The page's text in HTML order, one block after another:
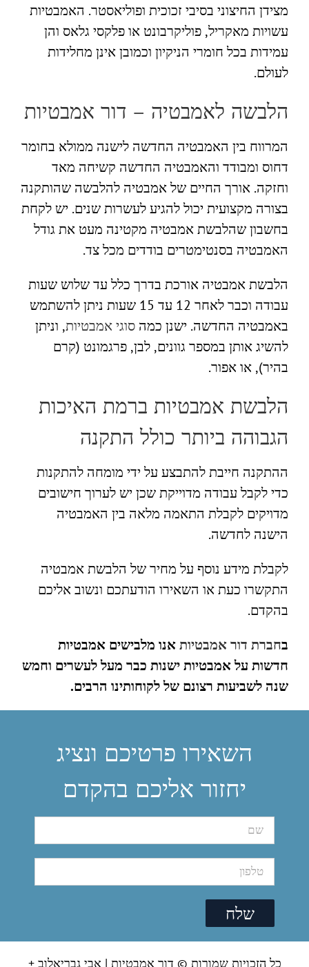
מצידן החיצוני בסיבי זכוכית ופוליאסטר. האמבטיות
עשויות מאקריל, פוליקרבונט או פלקסי גלאס והן
עמידות בכל חומרי הניקיון וכמובן אינן מחלידות
לעולם.
הלבשה לאמבטיה – דור אמבטיות
המרווח בין האמבטיה החדשה לישנה ממולא בחומר
דחוס ומבודד והאמבטיה החדשה קשיחה מאד
וחזקה. אורך החיים של אמבטיה להלבשה שהותקנה
בצורה מקצועית יכול להגיע לעשרות שנים. יש לקחת
בחשבון שהלבשת אמבטיה מקטינה מעט את גודל
האמבטיה בסנטימטרים בודדים מכל צד.
הלבשת אמבטיה אורכת בדרך כלל עד שלוש שעות
עבודה וכבר לאחר 12 עד 15 שעות ניתן להשתמש
באמבטיה החדשה. ישנן כמה סוגי אמבטיות, וניתן
להשיג אותן במספר גוונים, לבן, פרגמונט (קרם
בהיר), או אפור.
הלבשת אמבטיות ברמת האיכות
הגבוהה ביותר כולל התקנה
ההתקנה חייבת להתבצע על ידי מומחה להתקנות
כדי לקבל עבודה מדוייקת שכן יש לערוך חישובים
מדויקים לקבלת התאמה מלאה בין האמבטיה
הישנה לחדשה.
לקבלת מידע נוסף על מחיר של הלבשת אמבטיה
התקשרו כעת או השאירו הודעתכם ונשוב אליכם
בהקדם.
בחברת דור אמבטיותאנו מלבישים אמבטיות
חדשות על אמבטיות ישנות כבר מעל לעשרים וחמש
שנה לשביעות רצונם של לקוחותינו הרבים.
השאירו פרטיכם ונציג
יחזור אליכם בהקדם
כל הזכויות שמורות © דור אמבטיות | אבי גבריאלוב +